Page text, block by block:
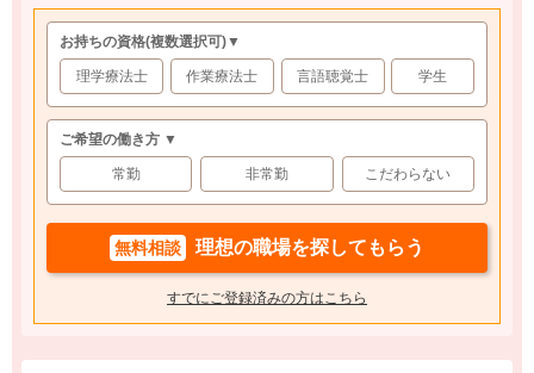
お持ちの資格(複数選択可)▼
理学療法士 作業療法士 言語聴覚士 学生
ご希望の働き方 ▼
常勤 非常勤 こだわらない
無料相談 理想の職場を探してもらう
すでにご登録済みの方はこちら